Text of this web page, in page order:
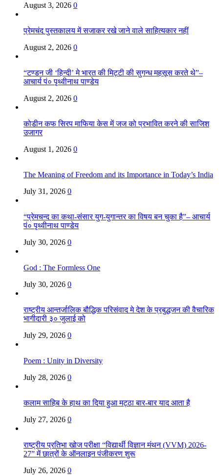
August 3, 2026 0
प्रेमचंद पुस्तकालय में सजाकर रखे जाने वाले साहित्यकार नहीं
August 2, 2026 0
“टण्डन जी ‘हिन्दी’ मे भारत की मिट्टी की सुगन्ध महसूस करते थे”–
आचार्य पं० पृथ्वीनाथ पाण्डेय
August 2, 2026 0
कोडीन कफ सिरप माफिया केस में जज को प्रभावित करने की साजिश
उजागर
August 1, 2026 0
The Meaning of Freedom and its Importance in Today’s India
July 31, 2026 0
“प्रेमचन्द का कथा-संसार युग-युगान्तर का विषय बन चुका है”– आचार्य
पं० पृथ्वीनाथ पाण्डेय
July 30, 2026 0
God : The Formless One
July 30, 2026 0
राष्ट्रीय आन्तर्जालिक बौद्धिक परिसंवाद मे देश के प्रबुद्धजन की वैचारिक
भागीदारी ३० जुलाई को
July 29, 2026 0
Poem : Unity in Diversity
July 28, 2026 0
कलाम साहिब के हाथ का दिया हुआ मट्ठा बार-बार याद आता है
July 27, 2026 0
राष्ट्रीय प्रतिभा खोज परीक्षा “विद्यार्थी विज्ञान मंथन (VVM) 2026-
27” में छात्रों के ऑनलाइन पंजीकरण शुरू
July 26, 2026 0